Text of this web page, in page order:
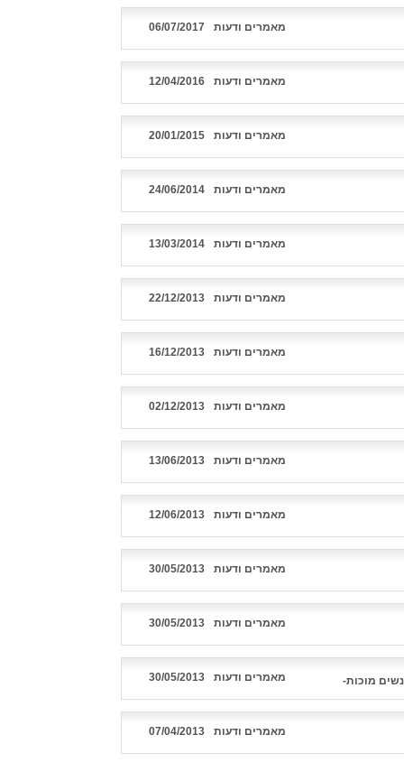
06/07/2017 מאמרים ודעות
12/04/2016 מאמרים ודעות
20/01/2015 מאמרים ודעות
24/06/2014 מאמרים ודעות
13/03/2014 מאמרים ודעות
22/12/2013 מאמרים ודעות
16/12/2013 מאמרים ודעות
02/12/2013 מאמרים ודעות
13/06/2013 מאמרים ודעות
12/06/2013 מאמרים ודעות
30/05/2013 מאמרים ודעות
30/05/2013 מאמרים ודעות
מוכות- 30/05/2013 מאמרים ודעות
07/04/2013 מאמרים ודעות